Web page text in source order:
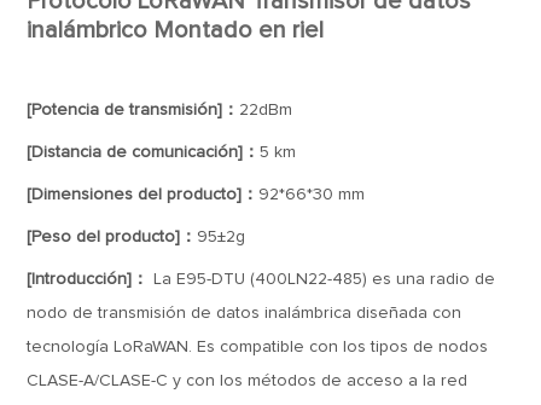
inalámbrico Montado en riel
[Potencia de transmisión]： 22dBm
[Distancia de comunicación]：5 km
[Dimensiones del producto]： 92*66*30 mm
[Peso del producto]： 95±2g
[Introducción]：
La E95-DTU (400LN22-485) es una radio de
nodo de transmisión de datos inalámbrica diseñada con
tecnología LoRaWAN. Es compatible con los tipos de nodos
CLASE-A/CLASE-C y con los métodos de acceso a la red